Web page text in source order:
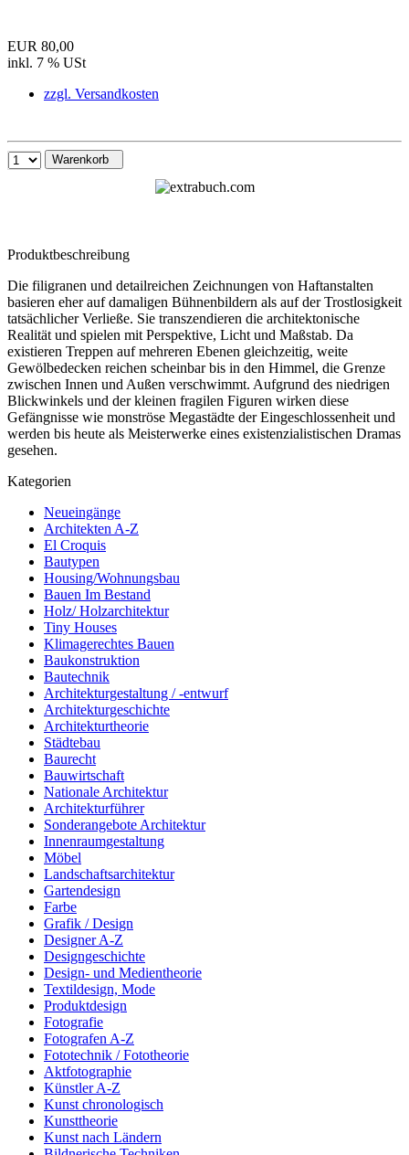
EUR 80,00
inkl. 7 % USt
zzgl. Versandkosten
Warenkorb
Produktbeschreibung
Die filigranen und detailreichen Zeichnungen von Haftanstalten
basieren eher auf damaligen Bühnenbildern als auf der Trostlosigkeit
tatsächlicher Verließe. Sie transzendieren die architektonische
Realität und spielen mit Perspektive, Licht und Maßstab. Da
existieren Treppen auf mehreren Ebenen gleichzeitig, weite
Gewölbedecken reichen scheinbar bis in den Himmel, die Grenze
zwischen Innen und Außen verschwimmt. Aufgrund des niedrigen
Blickwinkels und der kleinen fragilen Figuren wirken diese
Gefängnisse wie monströse Megastädte der Eingeschlossenheit und
werden bis heute als Meisterwerke eines existenzialistischen Dramas
gesehen.
Kategorien
Neueingänge
Architekten A-Z
El Croquis
Bautypen
Housing/Wohnungsbau
Bauen Im Bestand
Holz/ Holzarchitektur
Tiny Houses
Klimagerechtes Bauen
Baukonstruktion
Bautechnik
Architekturgestaltung / -entwurf
Architekturgeschichte
Architekturtheorie
Städtebau
Baurecht
Bauwirtschaft
Nationale Architektur
Architekturführer
Sonderangebote Architektur
Innenraumgestaltung
Möbel
Landschaftsarchitektur
Gartendesign
Farbe
Grafik / Design
Designer A-Z
Designgeschichte
Design- und Medientheorie
Textildesign, Mode
Produktdesign
Fotografie
Fotografen A-Z
Fototechnik / Fototheorie
Aktfotographie
Künstler A-Z
Kunst chronologisch
Kunsttheorie
Kunst nach Ländern